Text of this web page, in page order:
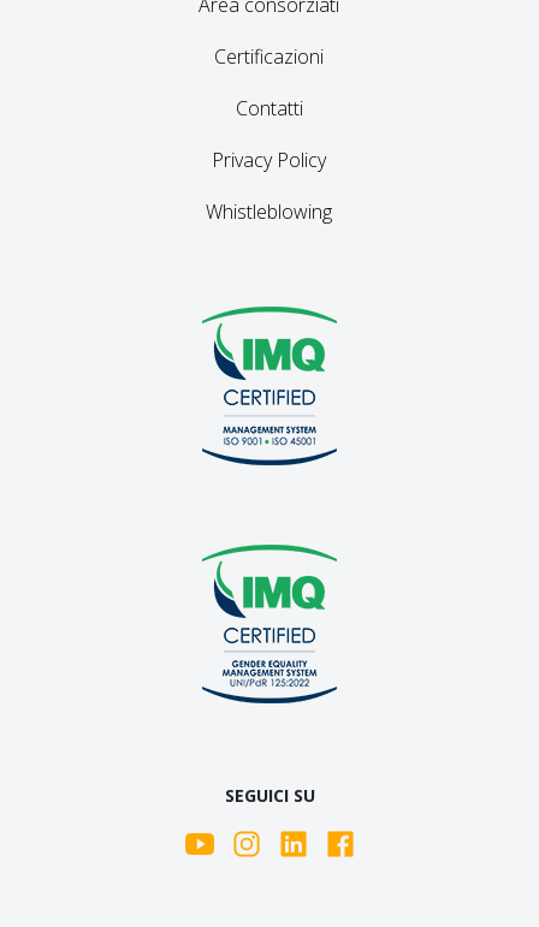
Certificazioni
Contatti
Privacy Policy
Whistleblowing
SEGUICI SU